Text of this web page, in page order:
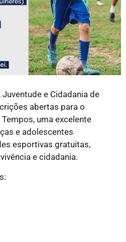
e Cidadania de
abertas para o
uma excelente
e adolescentes
esportivas gratuitas,
e cidadania.